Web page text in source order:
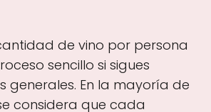
de vino por persona
sencillo si sigues
generales. En la mayoría de
considera que cada